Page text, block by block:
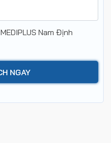
MEDIPLUS Nam Định